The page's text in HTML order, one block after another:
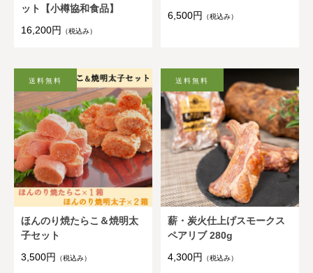
ット【小樽協和食品】
16,200円
（税込み）
6,500円
（税込み）
ほんのり焼たらこ＆焼明太
子セット
3,500円
（税込み）
薪・炭火仕上げスモークス
ペアリブ 280g
4,300円
（税込み）